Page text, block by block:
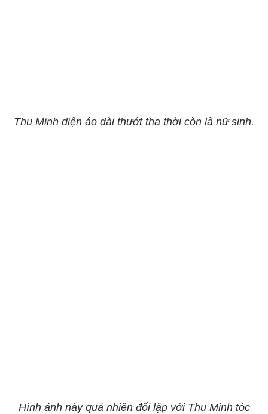
Thu Minh diện áo dài thướt tha thời còn là nữ sinh.
Hình ảnh này quả nhiên đối lập với Thu Minh tóc